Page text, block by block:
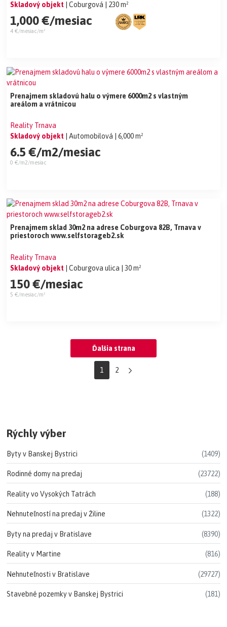
Skladový objekt
| Coburgová | 230 m²
1,000 €/mesiac
4 €/mesiac/m²
Prenajmem skladovú halu o výmere 6000m2 s vlastným
areálom a vrátnicou
Reality Trnava
Skladový objekt
| Automobilová | 6,000 m²
6.5 €/m2/mesiac
0 €/m2/mesiac
Prenajmem sklad 30m2 na adrese Coburgova 82B, Trnava v
priestoroch www.selfstorageb2.sk
Reality Trnava
Skladový objekt | Coburgova ulica | 30 m²
150 €/mesiac
5 €/mesiac/m²
Ďalšia strana
1 2
Rýchly výber
Byty v Banskej Bystrici (1409)
Rodinné domy na predaj (23722)
Reality vo Vysokých Tatrách (188)
Nehnuteľností na predaj v Žiline (1322)
Byty na predaj v Bratislave (8390)
Reality v Martine (816)
Nehnuteľnosti v Bratislave (29727)
Stavebné pozemky v Banskej Bystrici (181)